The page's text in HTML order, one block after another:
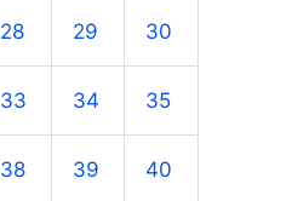
28 29 30
33 34 35
38 39 40